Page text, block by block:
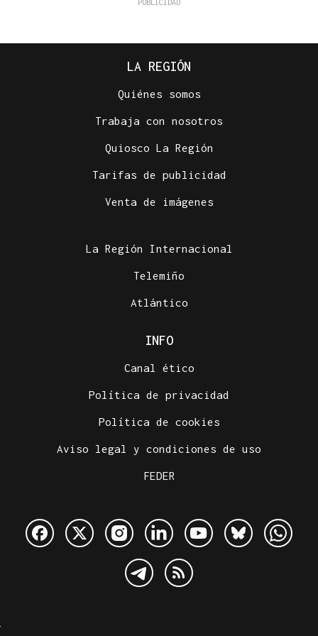
LA REGIÓN
Quiénes somos
Trabaja con nosotros
Quiosco La Región
Tarifas de publicidad
Venta de imágenes
La Región Internacional
Telemiño
Atlántico
INFO
Canal ético
Política de privacidad
Política de cookies
Aviso legal y condiciones de uso
FEDER